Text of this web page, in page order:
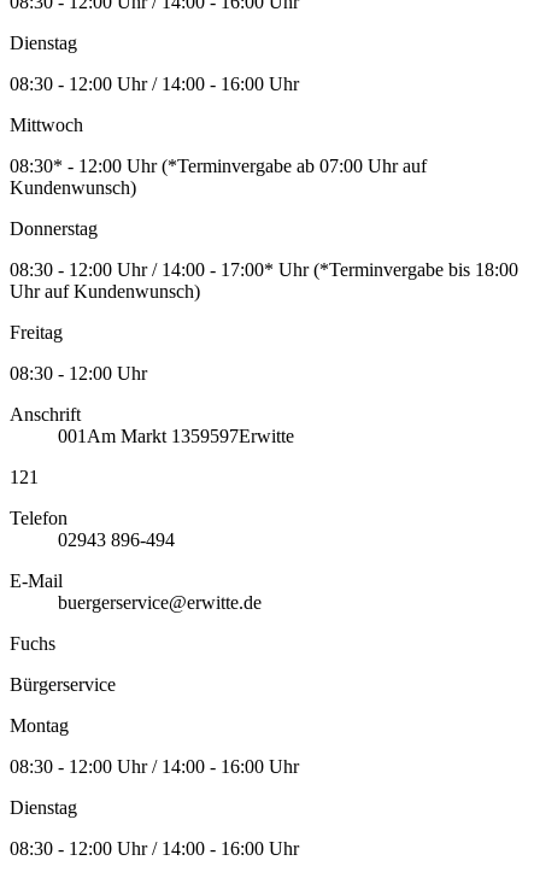
Dienstag
08:30 - 12:00 Uhr / 14:00 - 16:00 Uhr
Mittwoch
08:30* - 12:00 Uhr (*Terminvergabe ab 07:00 Uhr auf
Kundenwunsch)
Donnerstag
08:30 - 12:00 Uhr / 14:00 - 17:00* Uhr (*Terminvergabe bis 18:00
Uhr auf Kundenwunsch)
Freitag
08:30 - 12:00 Uhr
Anschrift
001 Am Markt 1359597Erwitte
121
Telefon
02943 896-494
E-Mail
buergerservice@erwitte.de
Fuchs
Bürgerservice
Montag
08:30 - 12:00 Uhr / 14:00 - 16:00 Uhr
Dienstag
08:30 - 12:00 Uhr / 14:00 - 16:00 Uhr